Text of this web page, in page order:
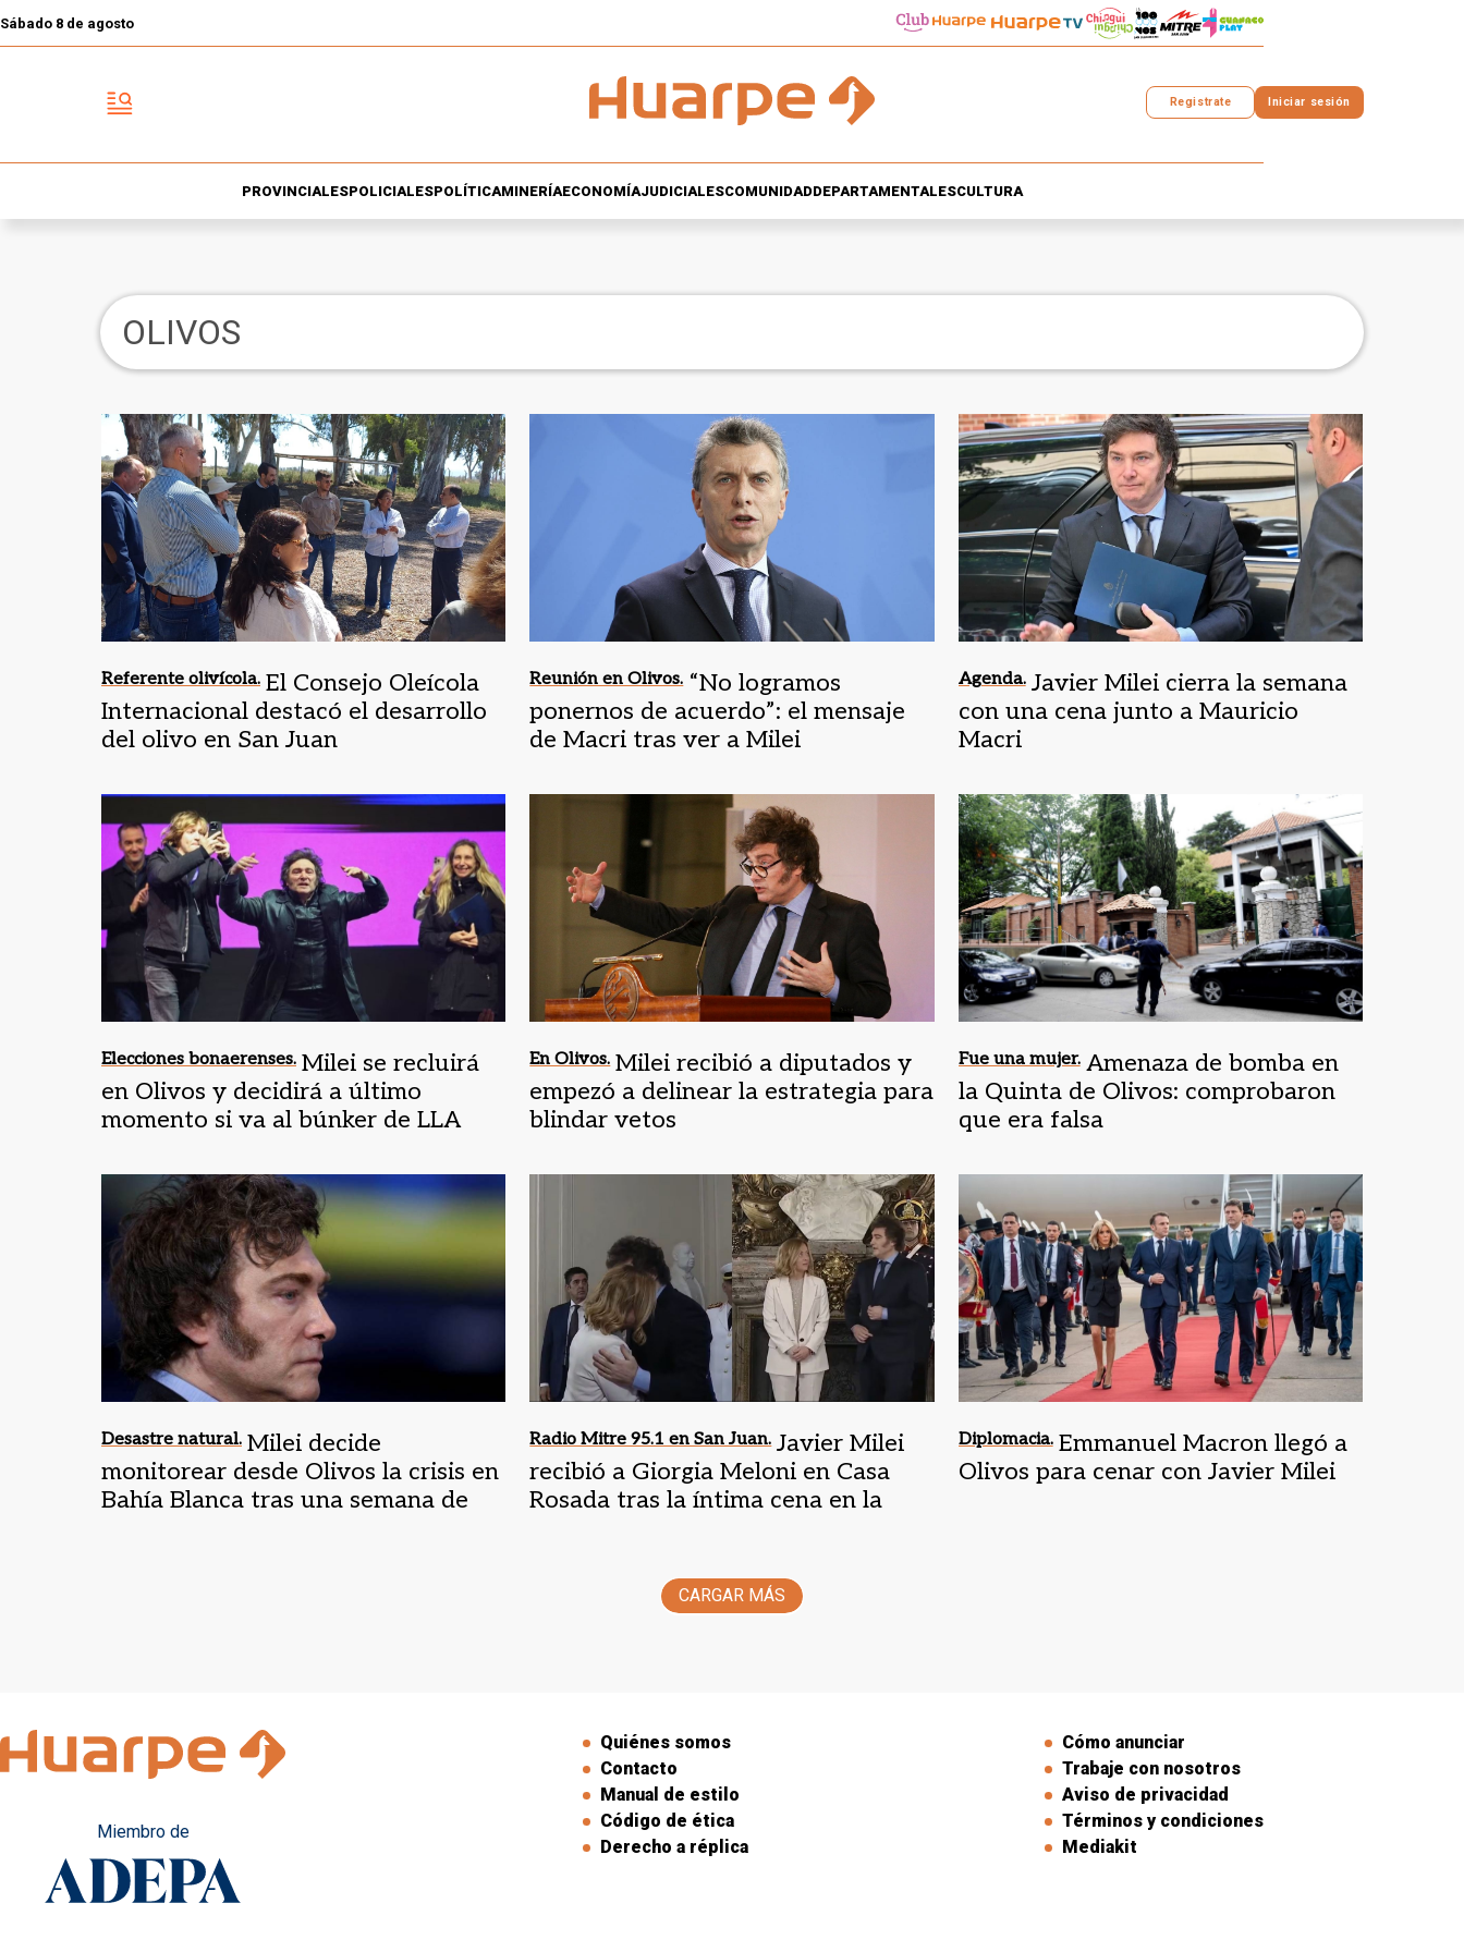
Sábado 8 de agosto
Registrate Iniciar sesión
PROVINCIALESPOLICIALESPOLÍTICAMINERÍAECONOMÍAJUDICIALESCOMUNIDADDEPARTAMENTALESCULTURA
OLIVOS
Referente olivícola. El Consejo Oleícola
Internacional destacó el desarrollo
del olivo en San Juan
Reunión en Olivos. “No logramos
ponernos de acuerdo”: el mensaje
de Macri tras ver a Milei
Agenda. Javier Milei cierra la semana
con una cena junto a Mauricio
Macri
Elecciones bonaerenses. Milei se recluirá
en Olivos y decidirá a último
momento si va al búnker de LLA
En Olivos. Milei recibió a diputados y
empezó a delinear la estrategia para
blindar vetos
Fue una mujer. Amenaza de bomba en
la Quinta de Olivos: comprobaron
que era falsa
Desastre natural. Milei decide
monitorear desde Olivos la crisis en
Bahía Blanca tras una semana de
Radio Mitre 95.1 en San Juan. Javier Milei
recibió a Giorgia Meloni en Casa
Rosada tras la íntima cena en la
Diplomacia. Emmanuel Macron llegó a
Olivos para cenar con Javier Milei
CARGAR MÁS
Miembro de
Quiénes somos
Contacto
Manual de estilo
Código de ética
Derecho a réplica
Cómo anunciar
Trabaje con nosotros
Aviso de privacidad
Términos y condiciones
Mediakit